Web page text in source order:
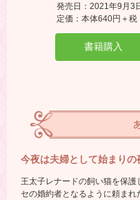
発売日：2021年9月3
定価：本体640円＋税
書籍購入
今夜は夫婦として始まりの
王太子レナードの飼い猫を保
セの婚約者となるように頼ま